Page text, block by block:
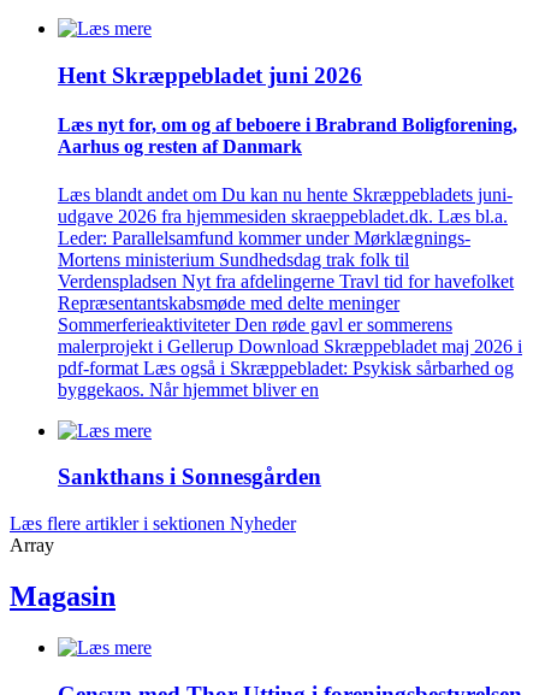
Hent Skræppe­bladet juni 2026
Læs nyt for, om og af beboere i Brabrand Bolig­forening,
Aarhus og resten af Danmark
Læs blandt andet om Du kan nu hente Skræppebladets juni-
udgave 2026 fra hjemmesiden skraeppebladet.dk. Læs bl.a.
Leder: Parallelsamfund kommer under Mørklægnings-
Mortens ministerium Sundhedsdag trak folk til
Verdenspladsen Nyt fra afdelingerne Travl tid for havefolket
Repræsentantskabsmøde med delte meninger
Sommerferieaktiviteter Den røde gavl er sommerens
malerprojekt i Gellerup Download Skræppebladet maj 2026 i
pdf-format Læs også i Skræppebladet: Psykisk sårbarhed og
byggekaos. Når hjemmet bliver en
Sankthans i Sonnes­gården
Læs flere artikler i sektionen Nyheder
Array
Magasin